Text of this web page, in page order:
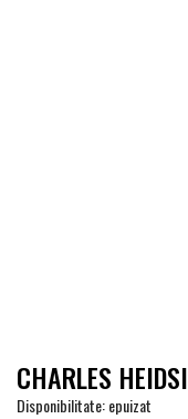
CHARLES
Disponibilitate: epuizat